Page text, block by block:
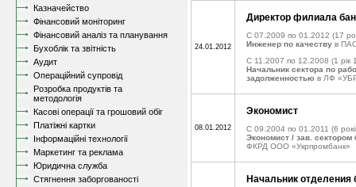
Казначейство
Фінансовий моніторинг
Фінансовий аналіз та планування
Бухоблік та звітність
Аудит
Операційний супровід
Розробка продуктів та
методологія
Касові операції та грошовий обіг
Платіжні картки
Інформаційні технології
Маркетинг та реклама
Юридична служба
Стягнення заборгованості
24.01.2012
Директор филиала
C 07.2009 по 01.2012 (17
Инженер по качеству в
C 11.2007 по 12.2008 (1 рік
Начальник сектора по
задолженностью в ЛФ
08.01.2012
Экономист
C 09.2004 по 01.2011 (6
Экономист / зав.
ФКРД ООО «Укрпромбанк»
Начальник отделения